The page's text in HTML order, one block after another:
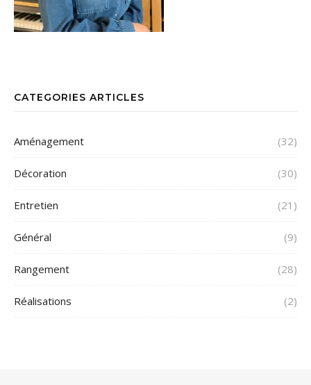
CATEGORIES ARTICLES
Aménagement (32)
Décoration (30)
Entretien (21)
Général (9)
Rangement (28)
Réalisations (2)